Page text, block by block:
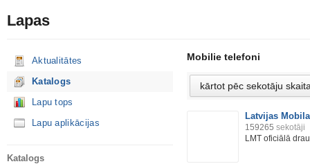
Lapas
Aktualitātes
Katalogs
Lapu tops
Lapu aplikācijas
Katalogs
Mobilie telefoni
Latvijas
159265 sekotāji
LMT oficiālā